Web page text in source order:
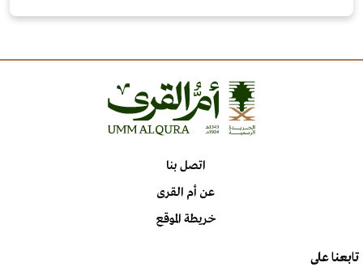
اتصل بنا
عن أم القرى
خريطة الموقع
تابعنا على